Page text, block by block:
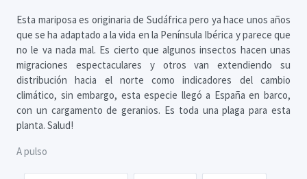
Esta mariposa es originaria de Sudáfrica pero ya hace unos años
que se ha adaptado a la vida en la Península Ibérica y parece que
no le va nada mal. Es cierto que algunos insectos hacen unas
migraciones espectaculares y otros van extendiendo su
distribución hacia el norte como indicadores del cambio
climático, sin embargo, esta especie llegó a España en barco,
con un cargamento de geranios. Es toda una plaga para esta
planta. Salud!
A pulso